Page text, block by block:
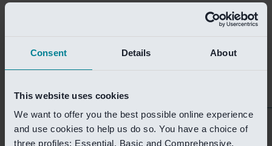
Consent Details About
This website uses cookies
We want to offer you the best possible online experience
and use cookies to help us do so. You have a choice of
three profiles: Essential, Basic and Comprehensive.
Investment Banking
Van Lanschot Kempen Research
Helaas is deze pagina